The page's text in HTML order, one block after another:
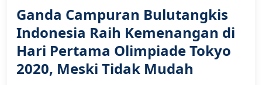
Ganda Campuran Bulutangkis
Indonesia Raih Kemenangan di
Hari Pertama Olimpiade Tokyo
2020, Meski Tidak Mudah